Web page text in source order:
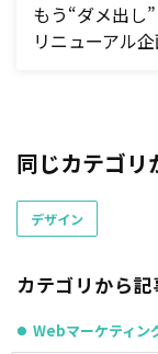
もう“ダメ出し
リニューアル
同じカテゴリ
デザイン
カテゴリから
● Webマーケティン